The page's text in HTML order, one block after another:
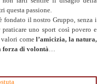
questa passione.
fondato il nostro Gruppo, senza i
uno sport così povero e
valori comel’amicizia, la natura,
forza di volontà…